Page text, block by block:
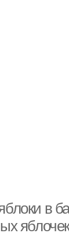
в
яблочек